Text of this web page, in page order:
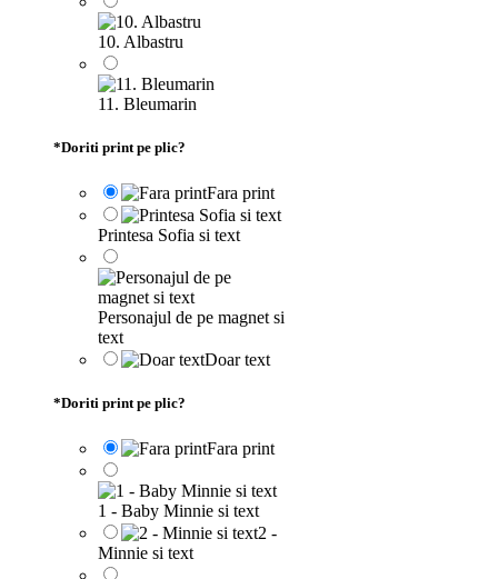
10. Albastru
11. Bleumarin
*Doriti print pe plic?
Fara print
Printesa Sofia si text
Personajul de pe magnet si
text
Doar text
*Doriti print pe plic?
Fara print
1 - Baby Minnie si text
2 -
Minnie si text